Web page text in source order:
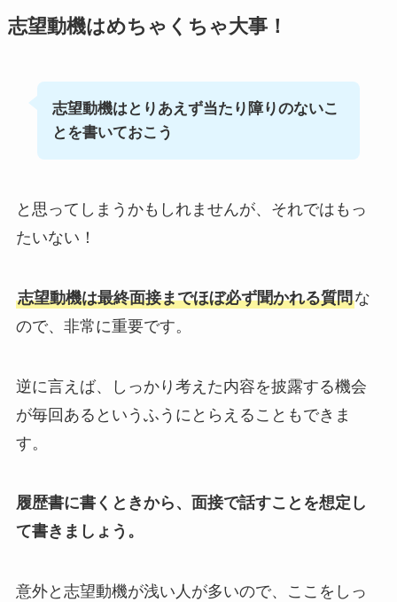
志望動機はめちゃくちゃ大事！
志望動機はとりあえず当たり障りのないこ
とを書いておこう
と思ってしまうかもしれませんが、それではもっ
たいない！
志望動機は最終面接までほぼ必ず聞かれる質問な
ので、非常に重要です。
逆に言えば、しっかり考えた内容を披露する機会
が毎回あるというふうにとらえることもできま
す。
履歴書に書くときから、面接で話すことを想定し
て書きましょう。
意外と志望動機が浅い人が多いので、ここをしっ